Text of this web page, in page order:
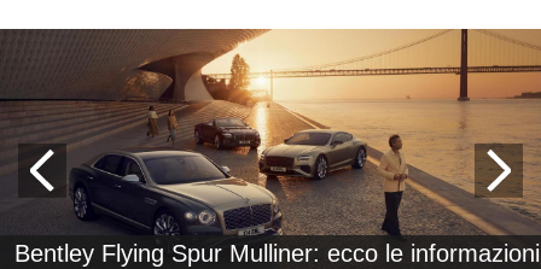
Bentley Flying Spur Mulliner: ecco le informazioni